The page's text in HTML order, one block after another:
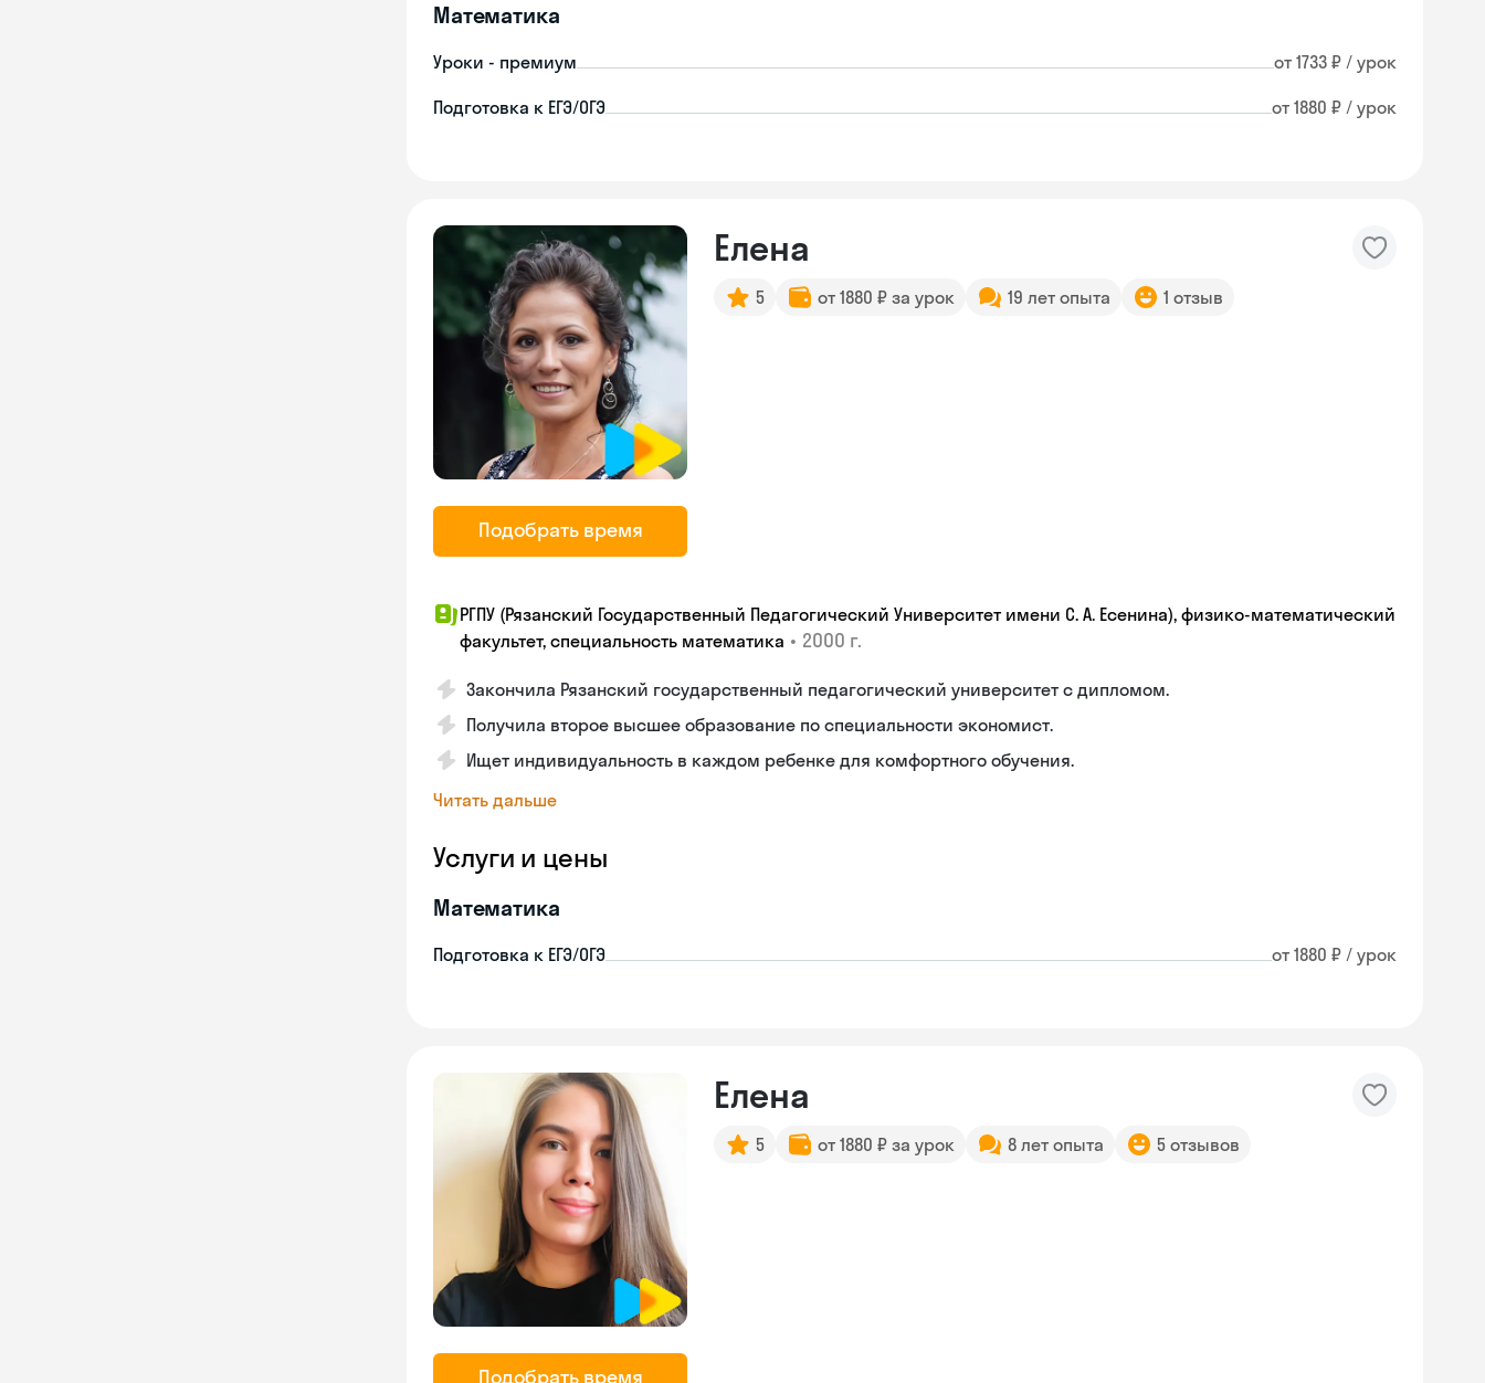
Математика
Уроки - премиум от 1733 ₽ / урок
Подготовка к ЕГЭ/ОГЭ от 1880 ₽ / урок
Подобрать время
Елена
5 от 1880 ₽ за урок 19 лет опыта 1 отзыв
РГПУ (Рязанский Государственный Педагогический Университет имени С. А. Есенина), физико-математический
факультет, специальность математика • 2000 г.
Закончилa Рязанский государственный педагогический университет с дипломом.
Получила второе высшее образование по специальности экономист.
Ищет индивидуальность в каждом ребенке для комфортного обучения.
Читать дальше
Услуги и цены
Математика
Подготовка к ЕГЭ/ОГЭ от 1880 ₽ / урок
Подобрать время
Елена
5 от 1880 ₽ за урок 8 лет опыта 5 отзывов